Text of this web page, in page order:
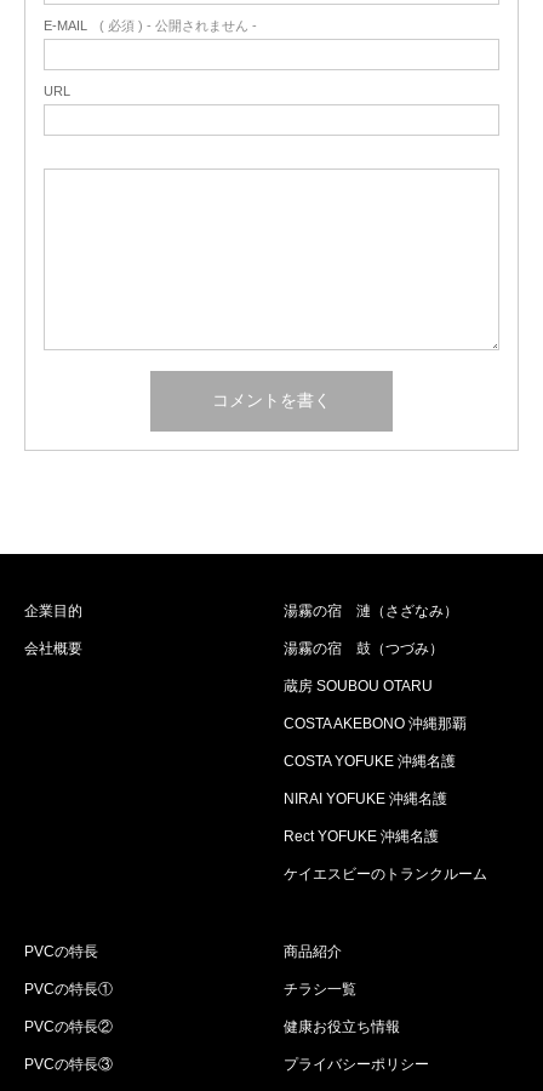
E-MAIL ( 必須 ) - 公開されません -
URL
企業目的
会社概要
湯霧の宿 漣（さざなみ）
湯霧の宿 鼓（つづみ）
蔵房 SOUBOU OTARU
COSTA AKEBONO 沖縄那覇
COSTA YOFUKE 沖縄名護
NIRAI YOFUKE 沖縄名護
Rect YOFUKE 沖縄名護
ケイエスビーのトランクルーム
PVCの特長
PVCの特長①
PVCの特長②
PVCの特長③
商品紹介
チラシ一覧
健康お役立ち情報
プライバシーポリシー